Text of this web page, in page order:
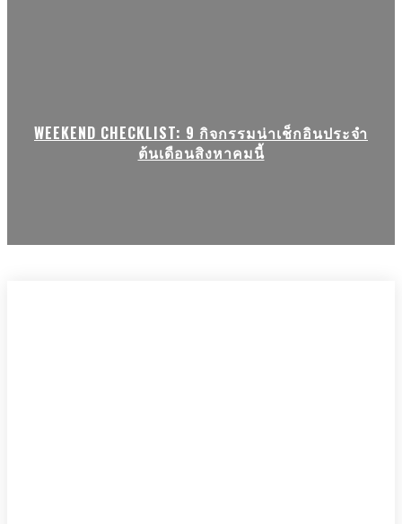
WEEKEND CHECKLIST: 9 กิจกรรมน่าเช็กอินประจำ
ต้นเดือนสิงหาคมนี้